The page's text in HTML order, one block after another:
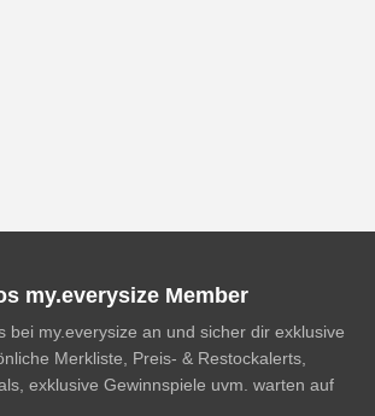
my.everysize Member
bei my.everysize an und sicher dir exklusive
Merkliste, Preis- & Restockalerts,
exklusive Gewinnspiele uvm. warten auf